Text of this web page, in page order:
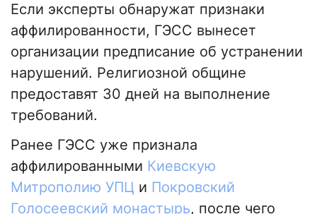
Если эксперты обнаружат признаки
аффилированности, ГЭСС вынесет
организации предписание об устранении
нарушений. Религиозной общине
предоставят 30 дней на выполнение
требований.
Ранее ГЭСС уже признала
аффилированными Киевскую
Митрополию УПЦ и Покровский
Голосеевский монастырь, после чего